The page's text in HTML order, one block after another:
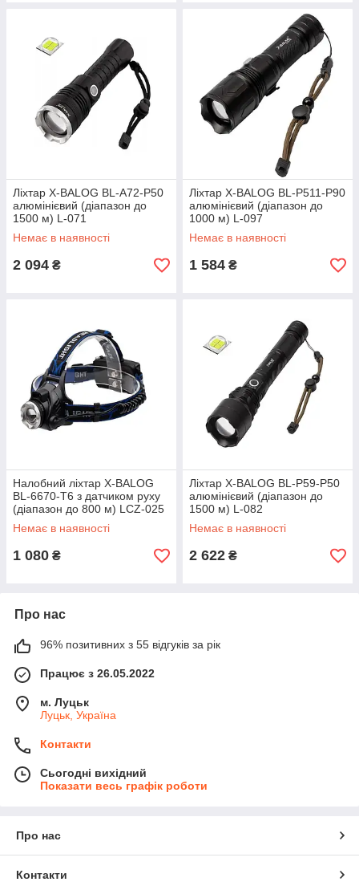
Ліхтар X-BALOG BL-A72-P50
алюмінієвий (діапазон до
1500 м) L-071
Немає в наявності
2 094 ₴
Ліхтар X-BALOG BL-P511-P90
алюмінієвий (діапазон до
1000 м) L-097
Немає в наявності
1 584 ₴
Налобний ліхтар X-BALOG
BL-6670-T6 з датчиком руху
(діапазон до 800 м) LCZ-025
Немає в наявності
1 080 ₴
Ліхтар X-BALOG BL-P59-P50
алюмінієвий (діапазон до
1500 м) L-082
Немає в наявності
2 622 ₴
Про нас
96% позитивних з 55 відгуків за рік
Працює з 26.05.2022
м. Луцьк
Луцьк, Україна
Контакти
Сьогодні вихідний
Показати весь графік роботи
Про нас
Контакти